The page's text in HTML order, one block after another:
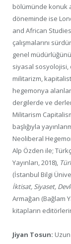
bölümünde konuk
döneminde ise
and African
çalışmalarını
genel müdürlüğünü
siyasal
militarizm,
hegemonya
dergilerde ve
Militarism
başlığıyla
Neoliberal
Alp Özden ile;
Yayınları, 2018),
(İstanbul Bilgi
İktisat, Siyaset,
Armağan (Bağlam
kitapların
Jiyan Tosun: